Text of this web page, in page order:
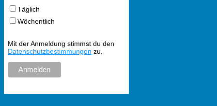
Täglich
Wöchentlich
Mit der Anmeldung stimmst du den
Datenschutzbestimmungen zu.